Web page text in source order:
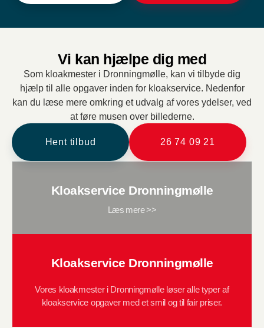
Vi kan hjælpe dig med
Som kloakmester i Dronningmølle, kan vi tilbyde dig
hjælp til alle opgaver inden for kloakservice. Nedenfor
kan du læse mere omkring et udvalg af vores ydelser, ved
at føre musen over billederne.
Hent tilbud 26 74 09 21
Kloakservice Dronningmølle
Læs mere >>
Kloakservice Dronningmølle
Vores kloakmester i Dronningmølle løser alle typer af
kloakservice opgaver med et smil og til fair priser.